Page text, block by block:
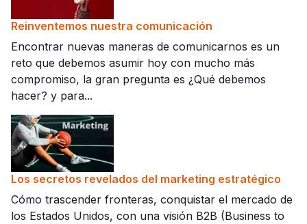
Reinventemos nuestra comunicación
Encontrar nuevas maneras de comunicarnos es un
reto que debemos asumir hoy con mucho más
compromiso, la gran pregunta es ¿Qué debemos
hacer? y para...
Los secretos revelados del marketing estratégico
Cómo trascender fronteras, conquistar el mercado de
los Estados Unidos, con una visión B2B (Business to